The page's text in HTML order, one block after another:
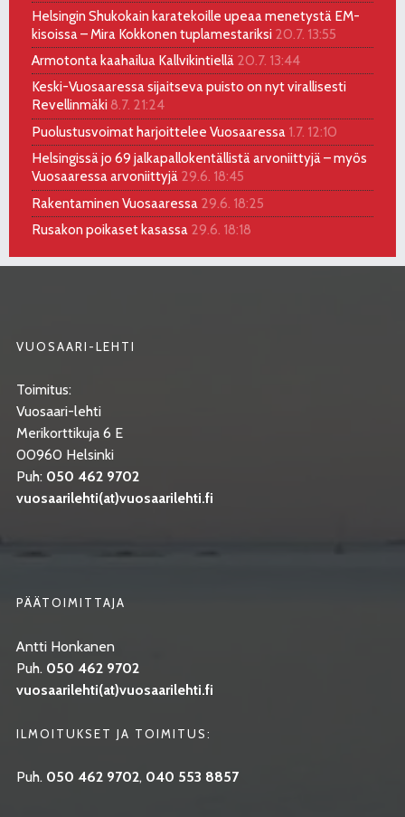
Helsingin Shukokain karatekoille upeaa menetystä EM-
kisoissa – Mira Kokkonen tuplamestariksi 20.7. 13:55
Armotonta kaahailua Kallvikintiellä 20.7. 13:44
Keski-Vuosaaressa sijaitseva puisto on nyt virallisesti
Revellinmäki 8.7. 21:24
Puolustusvoimat harjoittelee Vuosaaressa 1.7. 12:10
Helsingissä jo 69 jalkapallokentällistä arvoniittyjä – myös
Vuosaaressa arvoniittyjä 29.6. 18:45
Rakentaminen Vuosaaressa 29.6. 18:25
Rusakon poikaset kasassa 29.6. 18:18
VUOSAARI-LEHTI
Toimitus:
Vuosaari-lehti
Merikorttikuja 6 E
00960 Helsinki
Puh: 050 462 9702
vuosaarilehti(at)vuosaarilehti.fi
PÄÄTOIMITTAJA
Antti Honkanen
Puh. 050 462 9702
vuosaarilehti(at)vuosaarilehti.fi
ILMOITUKSET JA TOIMITUS:
Puh. 050 462 9702, 040 553 8857